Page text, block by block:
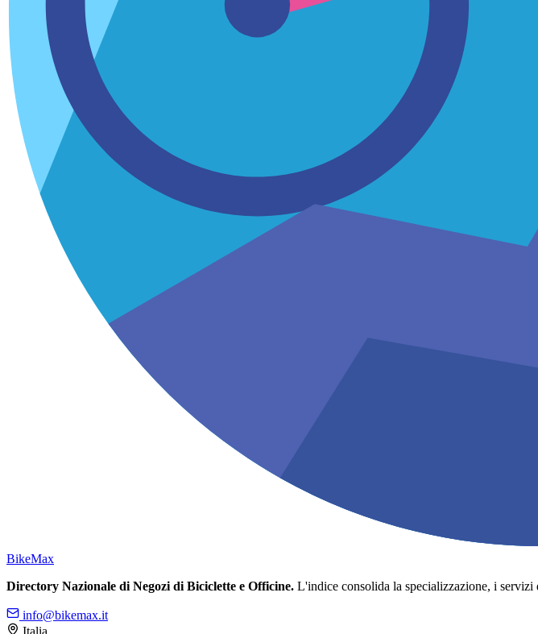
BikeMax
Directory Nazionale di Negozi di Biciclette e Officine. L'indice consolida la specializzazione, i
info@bikemax.it